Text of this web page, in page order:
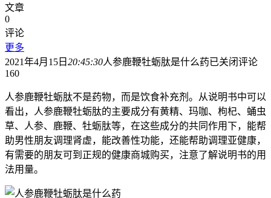
文章
0
评论
更多
2021年4月15日 20:45:30人参鹿鞭牡蛎肽是什么药已关闭评论
160
人参鹿鞭牡蛎肽不是药物，而是饮食补充剂。从说明书中可以
看出，人参鹿鞭牡蛎肽的主要成分有黄精、玛咖、枸杞、蛹虫
草、人参、鹿鞭、牡蛎肽等，在这些成分的共同作用下，能帮
助男性朋友调理肾虚，能改善性功能，还能帮助调理亚健康，
有需要的朋友可到正规的健康商城购买，注意了解说明书的用
法用量。